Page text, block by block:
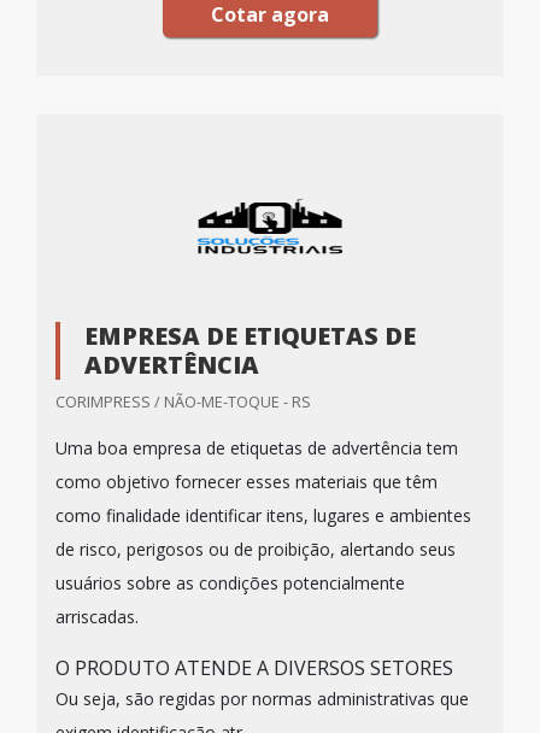
Cotar agora
EMPRESA DE ETIQUETAS DE
ADVERTÊNCIA
CORIMPRESS / NÃO-ME-TOQUE - RS
Uma boa empresa de etiquetas de advertência tem
como objetivo fornecer esses materiais que têm
como finalidade identificar itens, lugares e ambientes
de risco, perigosos ou de proibição, alertando seus
usuários sobre as condições potencialmente
arriscadas.
O PRODUTO ATENDE A DIVERSOS SETORES
Ou seja, são regidas por normas administrativas que